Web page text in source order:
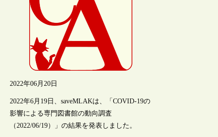
2022年06月20日
2022年6月19日、saveMLAKは、「COVID-19の
影響による専門図書館の動向調査
（2022/06/19）」の結果を発表しました。